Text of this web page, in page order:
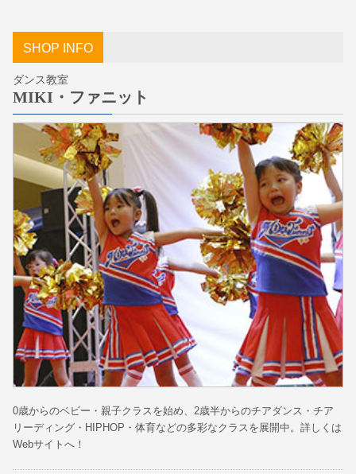
SHOP INFO
ダンス教室
MIKI・ファニット
0歳からのベビー・親子クラスを始め、2歳半からのチアダンス・チア
リーディング・HIPHOP・体育などの多彩なクラスを展開中。詳しくは
Webサイトへ！